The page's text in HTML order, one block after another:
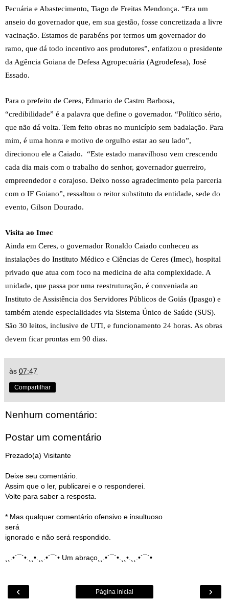
Pecuária e Abastecimento, Tiago de Freitas Mendonça. “Era um
anseio do governador que, em sua gestão, fosse concretizada a livre
vacinação. Estamos de parabéns por termos um governador do
ramo, que dá todo incentivo aos produtores”, enfatizou o presidente
da Agência Goiana de Defesa Agropecuária (Agrodefesa), José
Essado.
Para o prefeito de Ceres, Edmario de Castro Barbosa,
“credibilidade” é a palavra que define o governador. “Político sério,
que não dá volta. Tem feito obras no município sem badalação. Para
mim, é uma honra e motivo de orgulho estar ao seu lado”,
direcionou ele a Caiado. “Este estado maravilhoso vem crescendo
cada dia mais com o trabalho do senhor, governador guerreiro,
empreendedor e corajoso. Deixo nosso agradecimento pela parceria
com o IF Goiano”, ressaltou o reitor substituto da entidade, sede do
evento, Gilson Dourado.
Visita ao Imec
Ainda em Ceres, o governador Ronaldo Caiado conheceu as
instalações do Instituto Médico e Ciências de Ceres (Imec), hospital
privado que atua com foco na medicina de alta complexidade. A
unidade, que passa por uma reestruturação, é conveniada ao
Instituto de Assistência dos Servidores Públicos de Goiás (Ipasgo) e
também atende especialidades via Sistema Único de Saúde (SUS).
São 30 leitos, inclusive de UTI, e funcionamento 24 horas. As obras
devem ficar prontas em 90 dias.
às 07:47
Compartilhar
Nenhum comentário:
Postar um comentário
Prezado(a) Visitante
Deixe seu comentário.
Assim que o ler, publicarei e o responderei.
Volte para saber a resposta.
* Mas qualquer comentário ofensivo e insultuoso
será
ignorado e não será respondido.
¸¸.•´¯`•.¸¸•.¸¸.•´¯`• Um abraço¸¸.•´¯`•.¸¸•.¸¸.•´¯`•
‹ ›
Página inicial